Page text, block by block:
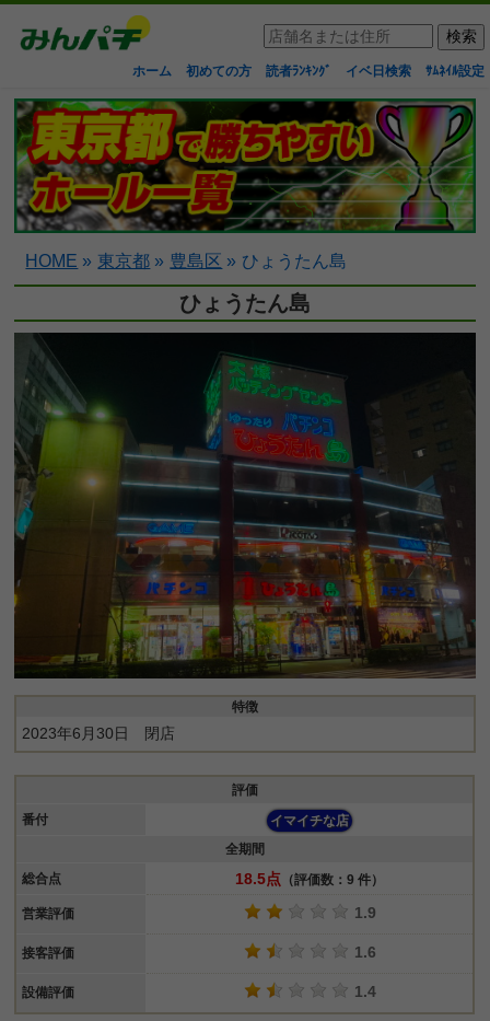
ホーム 初めての方 読者ﾗﾝｷﾝｸﾞ イベ日検索 ｻﾑﾈｲﾙ設定
HOME » 東京都 » 豊島区 » ひょうたん島
ひょうたん島
特徴
2023年6月30日 閉店
評価
番付
イマイチな店
全期間
総合点
18.5点 （評価数：9 件）
営業評価 1.9
接客評価 1.6
設備評価 1.4